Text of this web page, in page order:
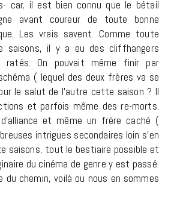
car, il est bien connu que le bétail
avant coureur de toute bonne
Les vrais savent. Comme toute
saisons, il y a eu des cliffhangers
ratés. On pouvait même finir par
( lequel des deux frères va se
le salut de l’autre cette saison ? Il
et parfois même des re-morts.
et même un frère caché (
intrigues secondaires loin s’en
saisons, tout le bestiaire possible et
du cinéma de genre y est passé.
du chemin, voilà ou nous en sommes